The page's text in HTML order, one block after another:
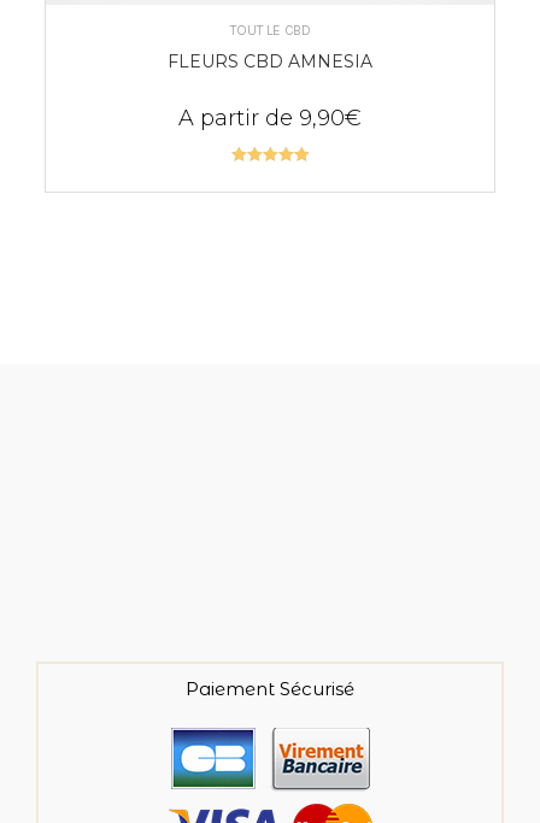
CHOIX DES OPTIONS
TOUT LE CBD
FLEURS CBD AMNESIA
A partir de 9,90€
Paiement Sécurisé